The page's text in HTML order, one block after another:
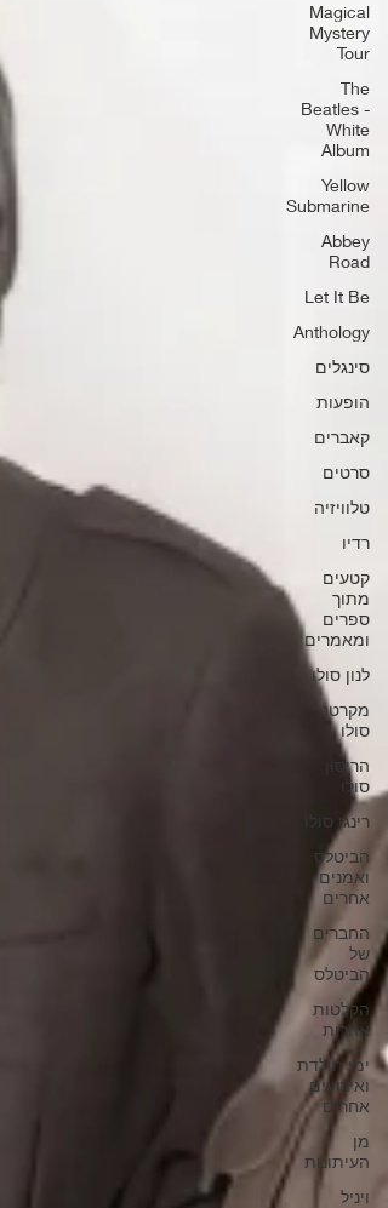
Magical
Mystery
Tour
The
Beatles -
White
Album
Yellow
Submarine
Abbey
Road
Let It Be
Anthology
סינגלים
הופעות
קאברים
סרטים
טלוויזיה
רדיו
קטעים
מתוך
ספרים
ומאמרים
לנון סולו
מקרטני
סולו
הריסון
סולו
רינגו סולו
הביטלס
ואמנים
אחרים
החברים
של
הביטלס
הקלטות
אחרות
ימי הולדת
ואירועים
אחרים
מן
העיתונות
ויניל